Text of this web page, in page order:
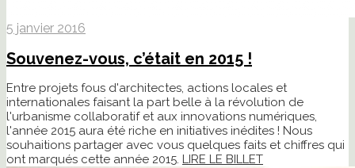
5 janvier 2016
Souvenez-vous, c’était en 2015 !
Entre projets fous d'architectes, actions locales et
internationales faisant la part belle à la révolution de
l'urbanisme collaboratif et aux innovations numériques,
l'année 2015 aura été riche en initiatives inédites ! Nous
souhaitions partager avec vous quelques faits et chiffres qui
ont marqués cette année 2015. LIRE LE BILLET